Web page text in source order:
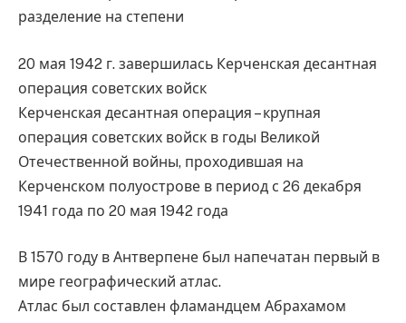
разделение на степени
20 мая 1942 г. завершилась Керченская десантная
операция советских войск
Керченская десантная операция – крупная
операция советских войск в годы Великой
Отечественной войны, проходившая на
Керченском полуострове в период с 26 декабря
1941 года по 20 мая 1942 года
В 1570 году в Антверпене был напечатан первый в
мире географический атлас.
Атлас был составлен фламандцем Абрахамом